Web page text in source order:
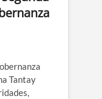
Tantay